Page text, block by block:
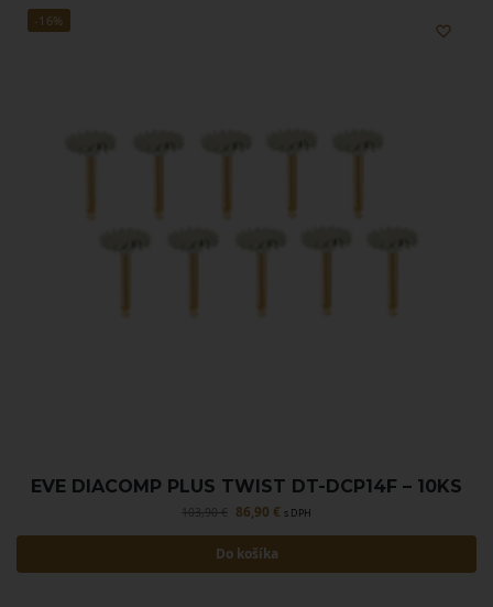
-16%
EVE DIACOMP PLUS TWIST DT-DCP14F – 10KS
103,90€ 86,90 € s DPH
Do košíka